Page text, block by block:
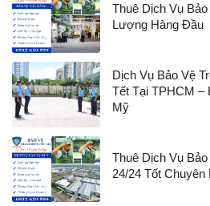
Thuê Dịch Vụ
Lượng Hàng Đầu
Dịch Vụ Bảo Vệ
Tết Tại TPHCM –
Mỹ
Thuê Dịch Vụ
24/24 Tốt Chuyên